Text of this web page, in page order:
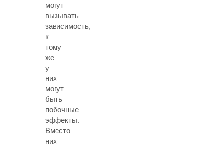
могут
вызывать
зависимость,
к
тому
же
у
них
могут
быть
побочные
эффекты.
Вместо
них